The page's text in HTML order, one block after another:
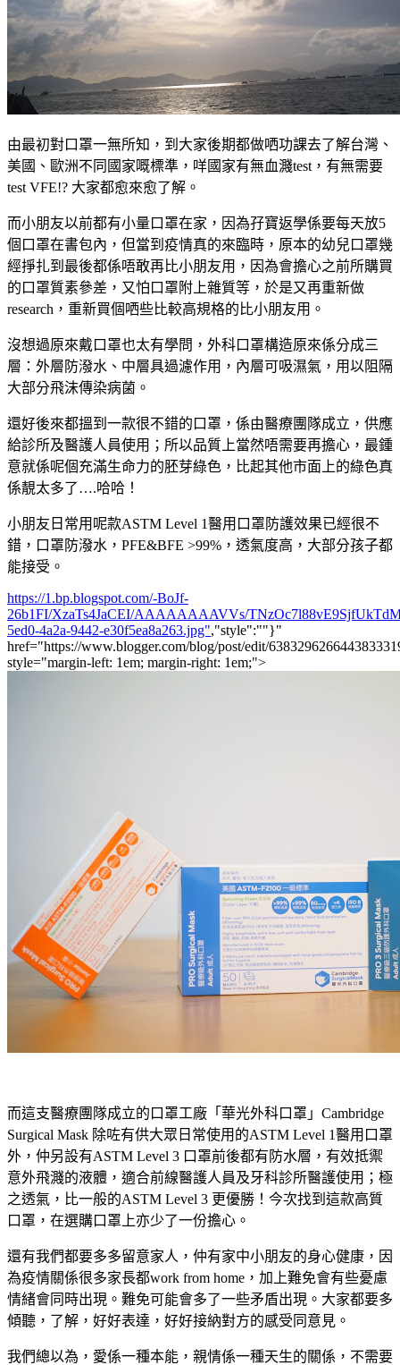
由最初對口罩一無所知，到大家後期都做哂功課去了解台灣、
美國、歐洲不同國家嘅標準，咩國家有無血濺test，有無需要
test VFE!? 大家都愈來愈了解。
而小朋友以前都有小量口罩在家，因為孖寶返學係要每天放5
個口罩在書包內，但當到疫情真的來臨時，原本的幼兒口罩幾
經掙扎到最後都係唔敢再比小朋友用，因為會擔心之前所購買
的口罩質素參差，又怕口罩附上雜質等，於是又再重新做
research，重新買個哂些比較高規格的比小朋友用。
沒想過原來戴口罩也太有學問，外科口罩構造原來係分成三
層：外層防潑水、中層具過濾作用，內層可吸濕氣，用以阻隔
大部分飛沫傳染病菌。
還好後來都搵到一款很不錯的口罩，係由醫療團隊成立，供應
給診所及醫護人員使用；所以品質上當然唔需要再擔心，最鍾
意就係呢個充滿生命力的胚芽綠色，比起其他市面上的綠色真
係靚太多了….哈哈！
小朋友日常用呢款ASTM Level 1醫用口罩防護效果已經很不
錯，口罩防潑水，PFE&BFE >99%，透氣度高，大部分孩子都
能接受。
https://1.bp.blogspot.com/-BoJf-
26b1FI/XzaTs4JaCEI/AAAAAAAAVVs/
5ed0-4a2a-9442-e30f5ea8a263.jpg","style":""}"
href="https://www.blogger.com/blog/post/edit/
style="margin-left: 1em; margin-right: 1em;">
而這支醫療團隊成立的口罩工廠「華光外科口罩」Cambridge
Surgical Mask 除咗有供大眾日常使用的ASTM Level 1醫用口罩
外，仲另設有ASTM Level 3 口罩前後都有防水層，有效抵禦
意外飛濺的液體，適合前線醫護人員及牙科診所醫護使用；極
之透氣，比一般的ASTM Level 3 更優勝！今次找到這款高質
口罩，在選購口罩上亦少了一份擔心。
還有我們都要多多留意家人，仲有家中小朋友的身心健康，因
為疫情關係很多家長都work from home，加上難免會有些憂慮
情緒會同時出現。難免可能會多了一些矛盾出現。大家都要多
傾聽，了解，好好表達，好好接納對方的感受同意見。
我們總以為，愛係一種本能，親情係一種天生的關係，不需要